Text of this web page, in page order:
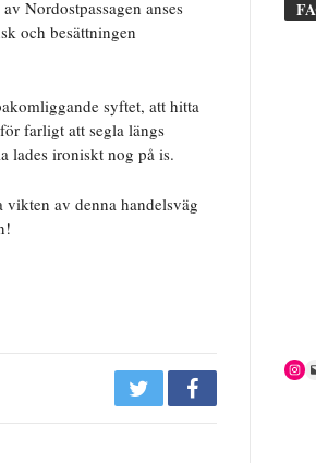
Nordostpassagen anses
och besättningen
syftet, att hitta
farligt att segla längs
lades ironiskt nog på is.
av denna handelsväg